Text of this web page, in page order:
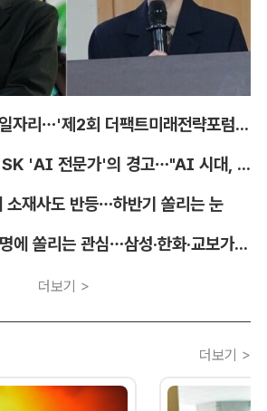
미래를 여는 AI와 일자리…'제2회 더팩트미래전략포럼' 참가 신청
[TF미래전략포럼] SK 'AI 전문가'의 경고…"AI 시대, 인재 격차 더 커진다"
소재사도 반등…하반기 쏠리는 눈
'매각 7수' KDB생명에 쏠리는 관심…삼성·한화·교보가 주목하는 이유
더보기 >
더보기 >